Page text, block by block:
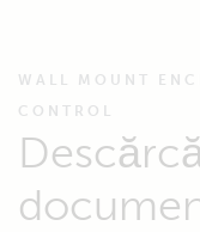
WALL MOUNT
CONTROL